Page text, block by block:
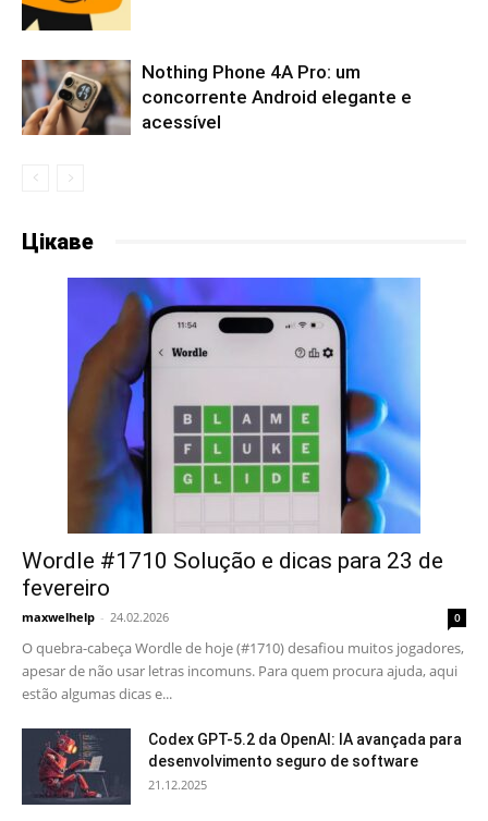
Nothing Phone 4A Pro: um
concorrente Android elegante e
acessível
Цікаве
Wordle #1710 Solução e dicas para 23 de
fevereiro
maxwelhelp - 24.02.2026 0
O quebra-cabeça Wordle de hoje (#1710) desafiou muitos jogadores,
apesar de não usar letras incomuns. Para quem procura ajuda, aqui
estão algumas dicas e...
Codex GPT-5.2 da OpenAI: IA avançada para
desenvolvimento seguro de software
21.12.2025